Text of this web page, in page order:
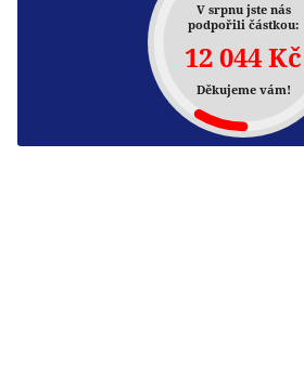
V srpnu jste nás
podpořili částkou:
12 044 Kč
Děkujeme vám!